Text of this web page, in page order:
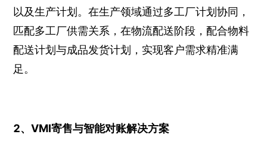
以及生产计划。在生产领域通过多工厂计划协同，
匹配多工厂供需关系，在物流配送阶段，配合物料
配送计划与成品发货计划，实现客户需求精准满
足。
2、VMI寄售与智能对账解决方案